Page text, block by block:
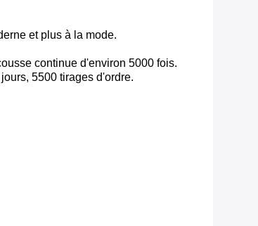
et plus à la mode.
continue d'environ 5000 fois.
5500 tirages d'ordre.